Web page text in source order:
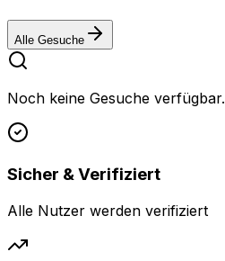
Alle Gesuche
Noch keine Gesuche verfügbar.
Sicher & Verifiziert
Alle Nutzer werden verifiziert